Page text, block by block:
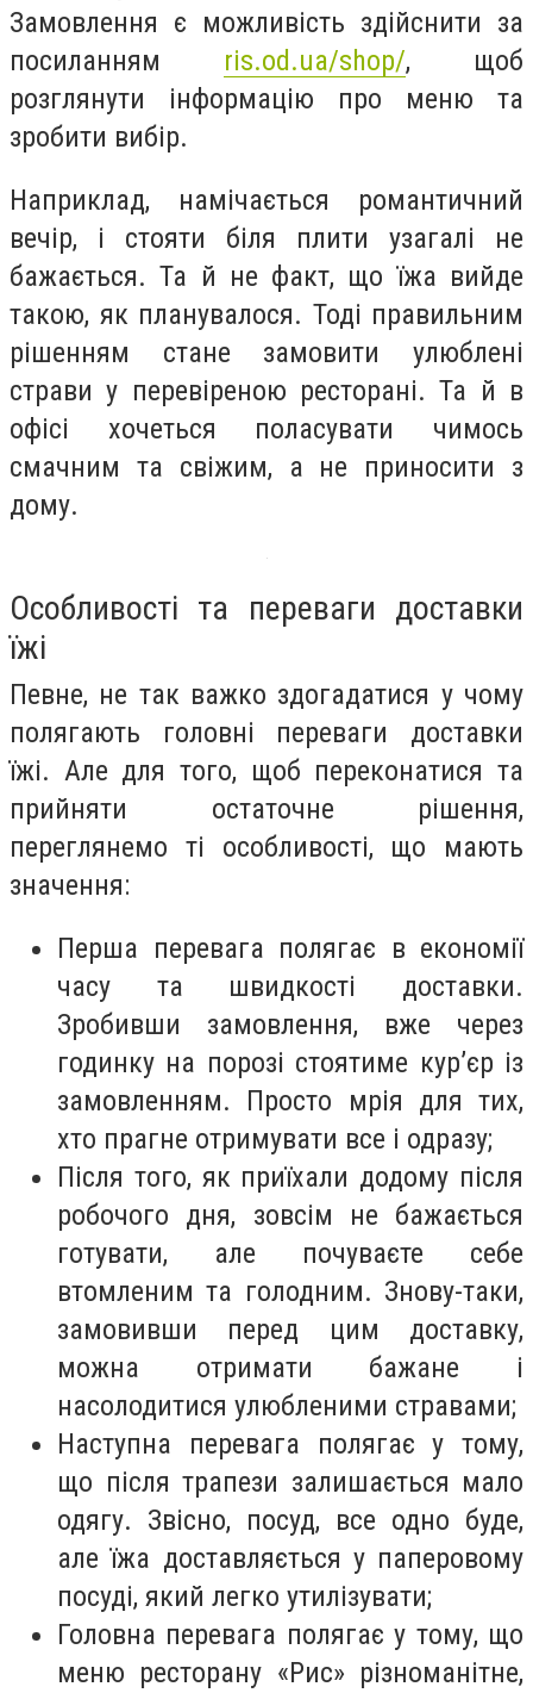
Замовлення є можливість здійснити за
посиланням ris.od.ua/shop/, щоб
розглянути інформацію про меню та
зробити вибір.
Наприклад, намічається романтичний
вечір, і стояти біля плити узагалі не
бажається. Та й не факт, що їжа вийде
такою, як планувалося. Тоді правильним
рішенням стане замовити улюблені
страви у перевіреною ресторані. Та й в
офісі хочеться поласувати чимось
смачним та свіжим, а не приносити з
дому.
Особливості та переваги доставки
їжі
Певне, не так важко здогадатися у чому
полягають головні переваги доставки
їжі. Але для того, щоб переконатися та
прийняти остаточне рішення,
переглянемо ті особливості, що мають
значення:
Перша перевага полягає в економії
часу та швидкості доставки.
Зробивши замовлення, вже через
годинку на порозі стоятиме кур’єр із
замовленням. Просто мрія для тих,
хто прагне отримувати все і одразу;
Після того, як приїхали додому після
робочого дня, зовсім не бажається
готувати, але почуваєте себе
втомленим та голодним. Знову-таки,
замовивши перед цим доставку,
можна отримати бажане і
насолодитися улюбленими стравами;
Наступна перевага полягає у тому,
що після трапези залишається мало
одягу. Звісно, посуд, все одно буде,
але їжа доставляється у паперовому
посуді, який легко утилізувати;
Головна перевага полягає у тому, що
меню ресторану «Рис» різноманітне,